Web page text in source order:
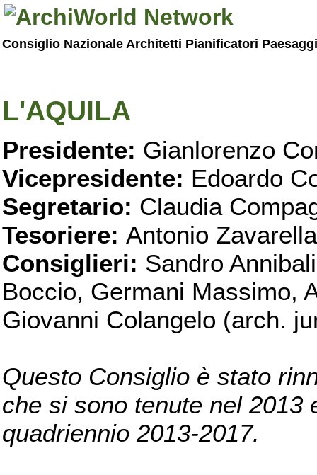
Consiglio Nazionale Architetti Pianificatori
L'AQUILA
Presidente: Gianlorenzo
Vicepresidente: Edoardo
Segretario: Claudia
Tesoriere: Antonio
Consiglieri: Sandro
Boccio, Germani Massimo,
Giovanni Colangelo (arch.
Questo Consiglio è stato
che si sono tenute nel 2013
quadriennio 2013-2017.